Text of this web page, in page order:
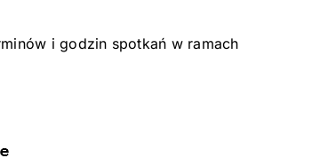
i godzin spotkań w ramach